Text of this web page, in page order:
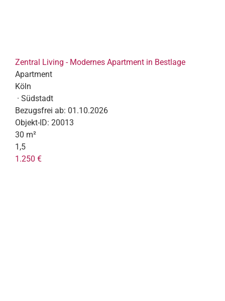
Zentral Living - Modernes Apartment in Bestlage
Apartment
Köln
· Südstadt
Bezugsfrei ab: 01.10.2026
Objekt-ID: 20013
30 m²
1,5
1.250 €